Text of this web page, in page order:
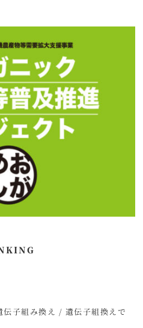
子組み換え / 遺伝子組換えで